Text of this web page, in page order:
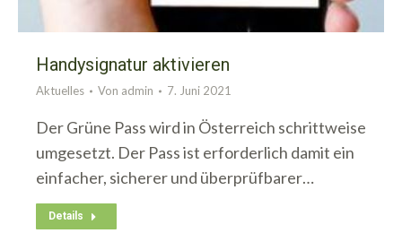
Handysignatur aktivieren
Aktuelles Von admin 7. Juni 2021
Der Grüne Pass wird in Österreich schrittweise
umgesetzt. Der Pass ist erforderlich damit ein
einfacher, sicherer und überprüfbarer…
Details